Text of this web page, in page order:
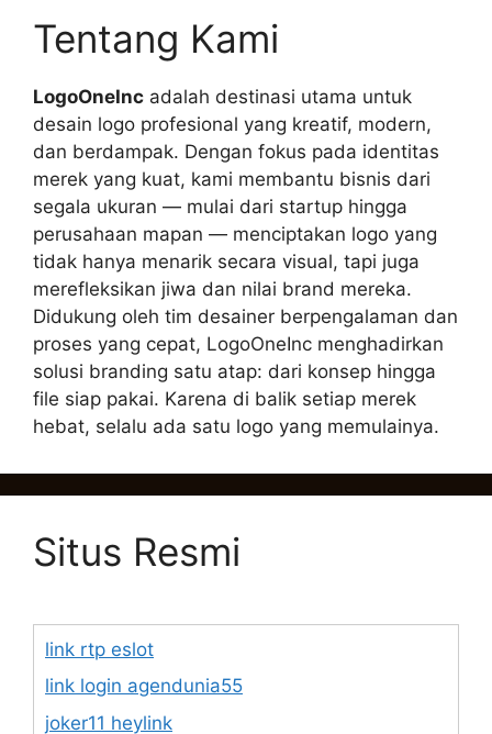
Tentang Kami
LogoOneInc adalah destinasi utama untuk
desain logo profesional yang kreatif, modern,
dan berdampak. Dengan fokus pada identitas
merek yang kuat, kami membantu bisnis dari
segala ukuran — mulai dari startup hingga
perusahaan mapan — menciptakan logo yang
tidak hanya menarik secara visual, tapi juga
merefleksikan jiwa dan nilai brand mereka.
Didukung oleh tim desainer berpengalaman dan
proses yang cepat, LogoOneInc menghadirkan
solusi branding satu atap: dari konsep hingga
file siap pakai. Karena di balik setiap merek
hebat, selalu ada satu logo yang memulainya.
Situs Resmi
link rtp eslot
link login agendunia55
joker11 heylink